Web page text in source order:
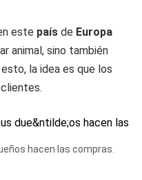
este país de Europa
animal, sino también
la idea es que los
hacen las compras.